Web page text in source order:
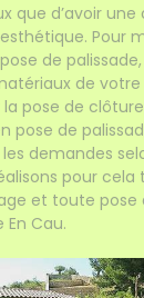
que d’avoir
Pour
de
de
pose de clôture
pose de
demandes
pour cela
et toute pose
En Cau.